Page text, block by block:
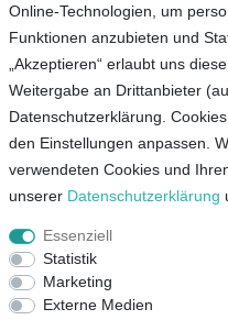
Online-Technologien, um
Funktionen anzubieten und
„Akzeptieren“ erlaubt uns
Weitergabe an Drittanbieter
Datenschutzerklärung.
den Einstellungen anpassen.
verwendeten Cookies und
unserer Daten­schutz­erklärung
Essenziell
Statistik
Marketing
Externe Medien
Kontakt
AGB
Datenschutz
Impressum